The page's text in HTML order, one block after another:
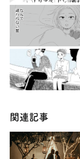
関連記事